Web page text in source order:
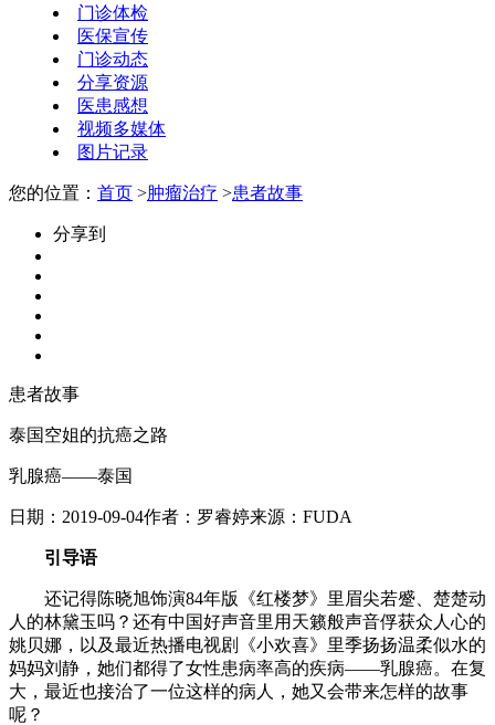
门诊体检
医保宣传
门诊动态
分享资源
医患感想
视频多媒体
图片记录
您的位置： 首页 >肿瘤治疗 >患者故事
分享到
患者故事
泰国空姐的抗癌之路
乳腺癌——泰国
日期： 2019-09-04作者： 罗睿婷来源： FUDA
引导语
还记得陈晓旭饰演84年版《红楼梦》里眉尖若蹙、楚楚动
人的林黛玉吗？还有中国好声音里用天籁般声音俘获众人心的
姚贝娜，以及最近热播电视剧《小欢喜》里季扬扬温柔似水的
妈妈刘静，她们都得了女性患病率高的疾病——乳腺癌。在复
大，最近也接治了一位这样的病人，她又会带来怎样的故事
呢？